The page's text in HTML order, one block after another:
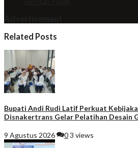
Related Posts
Bupati Andi Rudi Latif Perkuat
Disnakertrans Gelar Pelatihan Desain
9 Agustus 2026 03 views